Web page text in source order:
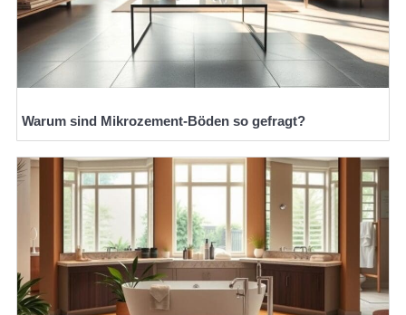
Warum sind Mikrozement-Böden so gefragt?